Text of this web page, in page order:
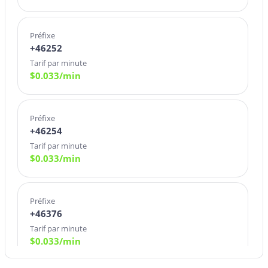
Préfixe
+46252
Tarif par minute
$0.033/min
Préfixe
+46254
Tarif par minute
$0.033/min
Préfixe
+46376
Tarif par minute
$0.033/min